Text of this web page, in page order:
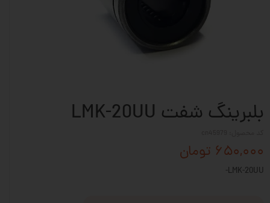
بلبرینگ شفت LMK-20UU
۶۵۰,۰۰۰ تومان
LMK-20UU-